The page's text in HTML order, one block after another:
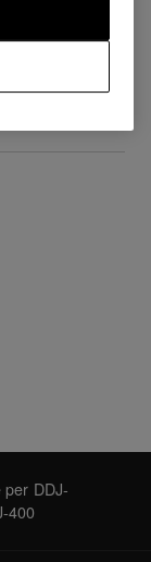
di
DDJ-
400